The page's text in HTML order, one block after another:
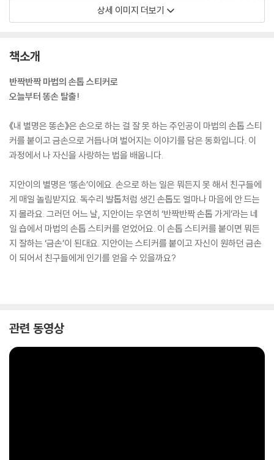
상세 이미지 더보기
책소개
반짝반짝 마법의 손톱 스티커로
오늘부터 똥손 탈출!
《내 별명은 똥손》은 손으로 하는 걸 잘 못 하는 주인공이 마법의 손톱 스티
커를 붙이고 금손으로 거듭나며 벌어지는 이야기를 담은 동화입니다. 이
과정에서 나 자신을 사랑하는 법을 배웁니다.
지안이의 별명은 ‘똥손’이에요. 손으로 하는 일은 뭐든지 못 해서 친구들에
게 매일 놀림받지요. 독수리 발톱처럼 생긴 손톱도 얼마나 마음에 안 드는
지 몰라요. 그러던 어느 날, 지안이는 우연히 ‘반짝반짝 손톱 가게’라는 네
일 숍에서 마법의 손톱 스티커를 얻었어요. 이 손톱 스티커를 붙이면 뭐든
지 잘하는 ‘금손’이 된대요. 지안이는 스티커를 붙이고 자신이 원하던 금손
이 되어서 친구들에게 인기를 얻을 수 있을까요?
관련 동영상